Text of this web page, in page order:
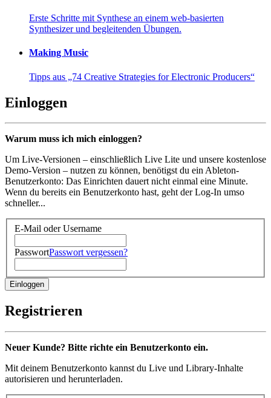
Erste Schritte mit Synthese an einem web-basierten
Synthesizer und begleitenden Übungen.
Making Music
Tipps aus „74 Creative Strategies for Electronic Producers“
Einloggen
Warum muss ich mich einloggen?
Um Live-Versionen – einschließlich Live Lite und unsere kostenlose
Demo-Version – nutzen zu können, benötigst du ein Ableton-
Benutzerkonto: Das Einrichten dauert nicht einmal eine Minute.
Wenn du bereits ein Benutzerkonto hast, geht der Log-In umso
schneller...
E-Mail oder Username
PasswortPasswort vergessen?
Registrieren
Neuer Kunde? Bitte richte ein Benutzerkonto ein.
Mit deinem Benutzerkonto kannst du Live und Library-Inhalte
autorisieren und herunterladen.